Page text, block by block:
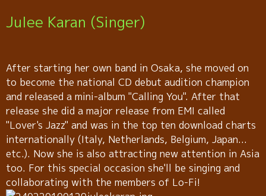
Julee Karan (Singer)
After starting her own band in Osaka, she moved on
to become the national CD debut audition champion
and released a mini-album "Calling You". After that
release she did a major release from EMI called
"Lover's Jazz" and was in the top ten download charts
internationally (Italy, Netherlands, Belgium, Japan...
etc.). Now she is also attracting new attention in Asia
too. For this special occasion she'll be singing and
collaborating with the members of Lo-Fi!